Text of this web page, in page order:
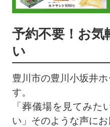
予約不要！お気
い
豊川市の豊川小坂井
す。
「葬儀場を見てみた
い」そのような声に